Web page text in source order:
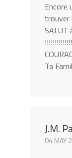
Encore
trouver
SALUT
Ta
J.M.
04 MAY